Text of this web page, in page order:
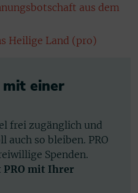
aus dem
Heilige Land (pro)
mit einer
frei zugänglich und
auch so bleiben. PRO
Spenden.
PRO mit Ihrer